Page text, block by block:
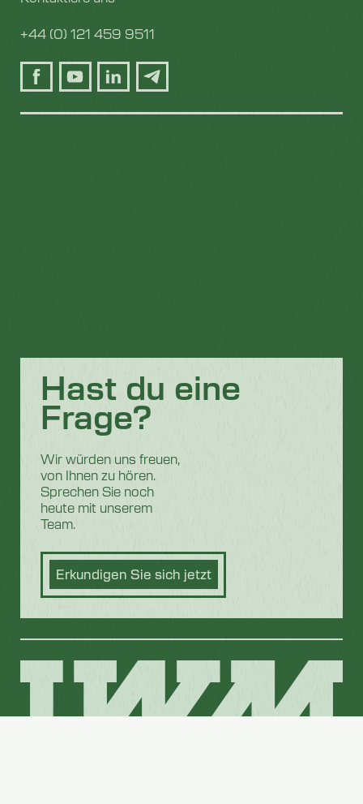
+44 (0) 121 459 9511
Hast du eine
Frage?
Wir würden uns freuen,
von Ihnen zu hören.
Sprechen Sie noch
heute mit unserem
Team.
Erkundigen Sie sich jetzt